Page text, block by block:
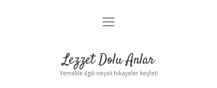
Anasayfa
Yasal Uyarı
menüyü
Lezzet Dolu Anlar
Yemekle ilgili neşeli hikayeler keşfet!